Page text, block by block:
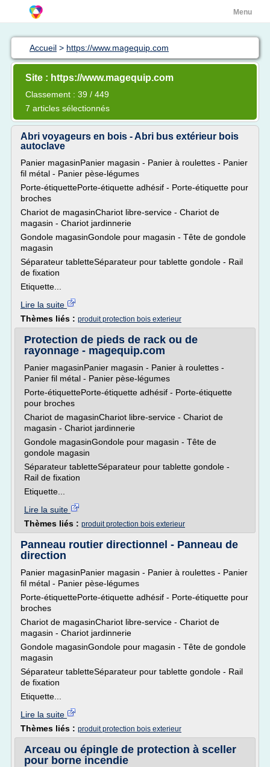
Menu
Accueil > https://www.magequip.com
Site : https://www.magequip.com
Classement : 39 / 449
7 articles sélectionnés
Abri voyageurs en bois - Abri bus extérieur bois
autoclave
Panier magasinPanier magasin - Panier à roulettes - Panier
fil métal - Panier pèse-légumes
Porte-étiquettePorte-étiquette adhésif - Porte-étiquette pour
broches
Chariot de magasinChariot libre-service - Chariot de
magasin - Chariot jardinnerie
Gondole magasinGondole pour magasin - Tête de gondole
magasin
Séparateur tabletteSéparateur pour tablette gondole - Rail
de fixation
Etiquette...
Lire la suite
Thèmes liés : produit protection bois exterieur
Protection de pieds de rack ou de
rayonnage - magequip.com
Panier magasinPanier magasin - Panier à roulettes -
Panier fil métal - Panier pèse-légumes
Porte-étiquettePorte-étiquette adhésif - Porte-étiquette
pour broches
Chariot de magasinChariot libre-service - Chariot de
magasin - Chariot jardinnerie
Gondole magasinGondole pour magasin - Tête de
gondole magasin
Séparateur tabletteSéparateur pour tablette gondole -
Rail de fixation
Etiquette...
Lire la suite
Thèmes liés : produit protection bois exterieur
Panneau routier directionnel - Panneau de
direction
Panier magasinPanier magasin - Panier à roulettes - Panier
fil métal - Panier pèse-légumes
Porte-étiquettePorte-étiquette adhésif - Porte-étiquette pour
broches
Chariot de magasinChariot libre-service - Chariot de
magasin - Chariot jardinnerie
Gondole magasinGondole pour magasin - Tête de gondole
magasin
Séparateur tabletteSéparateur pour tablette gondole - Rail
de fixation
Etiquette...
Lire la suite
Thèmes liés : produit protection bois exterieur
Arceau ou épingle de protection à sceller
pour borne incendie